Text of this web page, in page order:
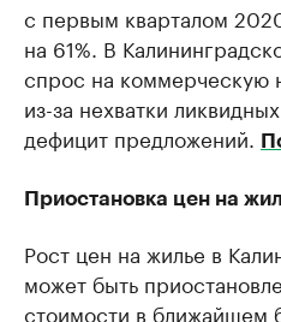
с первым кварталом
на 61%. В
спрос на коммерческую
из-за нехватки
дефицит предложений.
Приостановка цен на
Рост цен на жилье в
может быть
стоимости в ближайшем